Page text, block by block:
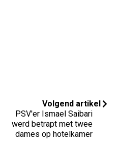
Volgend artikel
PSV'er Ismael Saibari
werd betrapt met twee
dames op hotelkamer